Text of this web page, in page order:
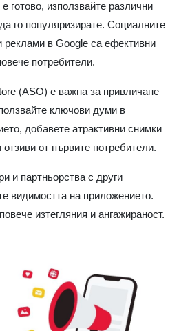
готово, използвайте различни
го популяризирате. Социалните
в Google са ефективни
потребители.
(ASO) е важна за привличане
ключови думи в
добавете атрактивни снимки
от първите потребители.
и партньорства с други
видимостта на приложението.
изтегляния и ангажираност.